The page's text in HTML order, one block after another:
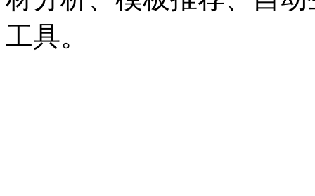
工具。